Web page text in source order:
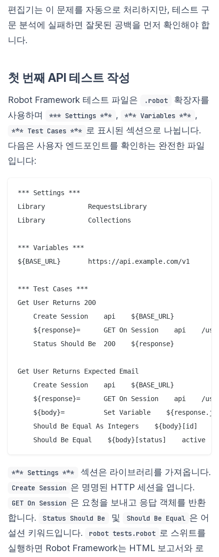
편집기는 이 문제를 자동으로 처리하지만, 테스트 구
문 분석에 실패하면 잘못된 공백을 먼저 확인해야 합
니다.
첫 번째 API 테스트 작성
Robot Framework 테스트 파일은 .robot
확장자를
사용하며
*** Settings *** , *** Variables *** ,
*** Test Cases ***
로 표시된 섹션으로 나뉩니다.
다음은 사용자 엔드포인트를 확인하는 완전한 파일
입니다:
*** Settings ***
Library           RequestsLibrary
Library           Collections
*** Variables ***
${BASE_URL}       https://api.example.com/v1
*** Test Cases ***
Get User Returns 200
    Create Session    api    ${BASE_URL}
${response}=      GET On Session    api    /
    Status Should Be  200    ${response}
Get User Returns Expected Email
    Create Session    api    ${BASE_URL}
${response}=      GET On Session    api    /
${body}=          Set Variable
Should Be Equal As Integers    ${body}[id]
*** Settings *** 섹션은 라이브러리를 가져옵니다.
Create Session 은 명명된 HTTP 세션을 엽니다.
GET On Session 은 요청을 보내고 응답 객체를 반환
합니다.
Status Should Be 및 Should Be Equal 은 어
설션 키워드입니다.
robot tests.robot
로 스위트를
실행하면 Robot Framework는 HTML 보고서와 로